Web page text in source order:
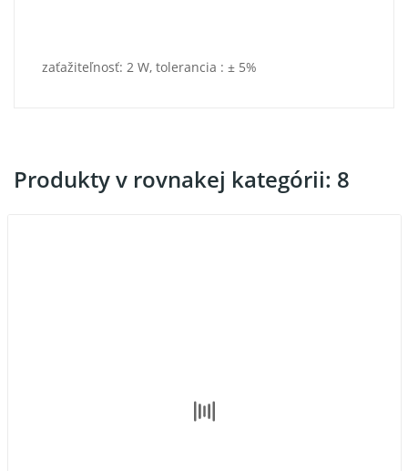
zaťažiteľnosť: 2 W, tolerancia : ± 5%
Produkty v rovnakej kategórii: 8